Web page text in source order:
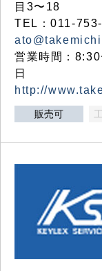
目3〜18
TEL：011-
営業時間：
日
http://
販売可